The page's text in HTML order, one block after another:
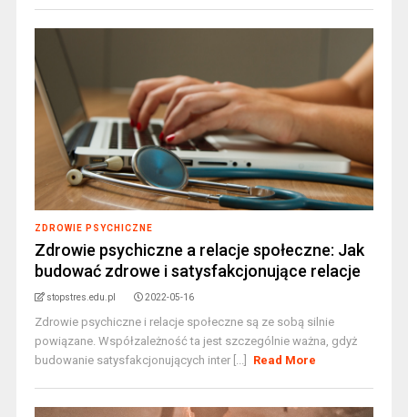
ZDROWIE PSYCHICZNE
Zdrowie psychiczne a relacje społeczne: Jak
budować zdrowe i satysfakcjonujące relacje
stopstres.edu.pl 2022-05-16
Zdrowie psychiczne i relacje społeczne są ze sobą silnie
powiązane. Współzależność ta jest szczególnie ważna, gdyż
budowanie satysfakcjonujących inter [...]
Read More